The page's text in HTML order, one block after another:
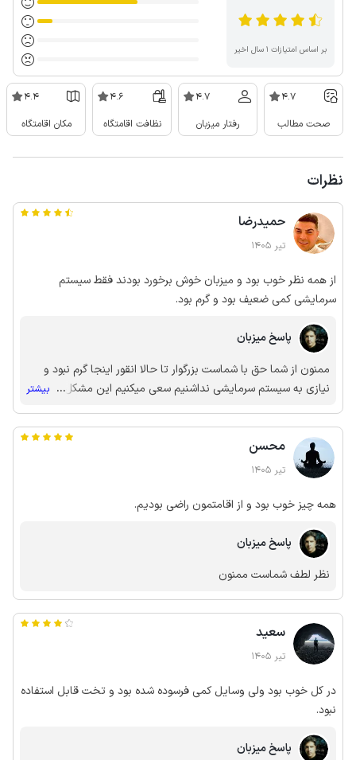
بر اساس امتیازات ۱ سال اخیر
4.7
صحت مطالب
4.7
رفتار میزبان
4.6
نظافت اقامتگاه
4.4
مکان اقامتگاه
نظرات
حمیدرضا
تیر 1405
از همه نظر خوب بود و میزبان خوش برخورد بودند فقط سیستم
سرمایشی کمی ضعیف بود و گرم بود.
پاسخ میزبان
ممنون از شما حق با شماست بزرگوار تا حالا انقور اینجا گرم نبود و
نیازی به سیستم سرمایشی نداشنیم سعی میکنیم این مشکل رو
... بیشتر
محسن
تیر 1405
همه چیز خوب بود و از اقامتمون راضی بودیم.
پاسخ میزبان
نظر لطف شماست ممنون
سعید
تیر 1405
در کل خوب بود ولی وسایل کمی فرسوده شده بود و تخت قابل استفاده
نبود.
پاسخ میزبان